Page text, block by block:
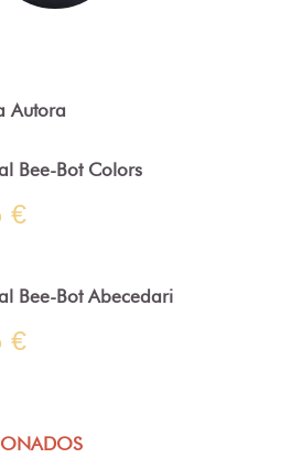
Autora
Bee-Bot Colors
€
Bee-Bot Abecedari
€